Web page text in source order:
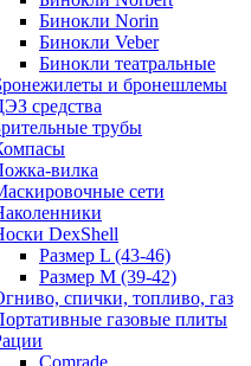
Бинокли Norin
Бинокли Veber
Бинокли театральные
и бронешлемы
средства
трубы
вилка
сети
DexShell
Размер L (43-46)
Размер M (39-42)
спички, топливо, газ
газовые плиты
Comrade